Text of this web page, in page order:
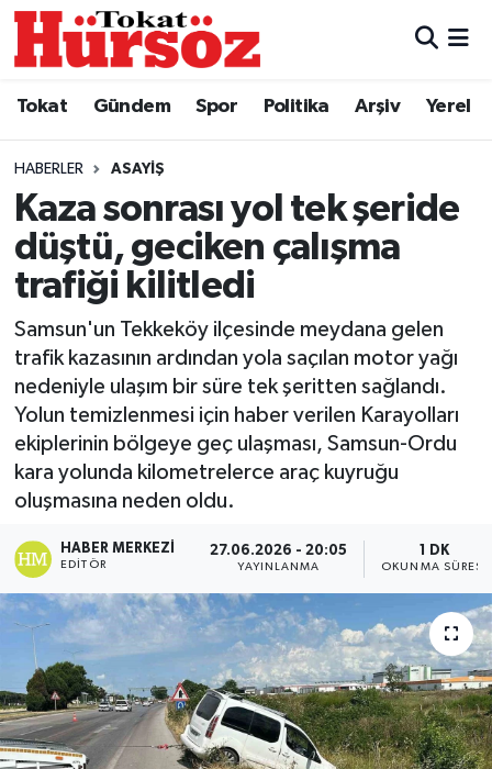
Tokat Gündem Spor Politika Arşiv Yerel
HABERLER ASAYIŞ
Kaza sonrası yol tek şeride
düştü, geciken çalışma
trafiği kilitledi
Samsun'un Tekkeköy ilçesinde meydana gelen
trafik kazasının ardından yola saçılan motor yağı
nedeniyle ulaşım bir süre tek şeritten sağlandı.
Yolun temizlenmesi için haber verilen Karayolları
ekiplerinin bölgeye geç ulaşması, Samsun-Ordu
kara yolunda kilometrelerce araç kuyruğu
oluşmasına neden oldu.
HABER MERKEZI
EDITÖR
27.06.2026 - 20:05
YAYINLANMA
1 DK
OKUNMA SÜRESI
Türkiye Gündemi
Asayiş
Spor
Politika
Tokat Spor
Eğitim
Tokat Haber
Hava Durumu
Trafik Durumu
Süper Lig Puan Durumu ve Fikstür
Tüm Manşetler
Son Dakika Haberleri
Haber Arşivi